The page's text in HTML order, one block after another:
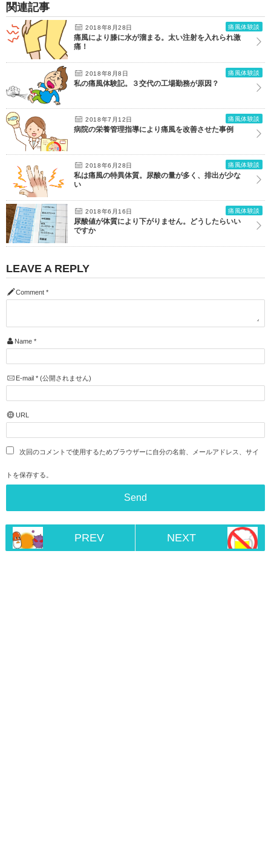
関連記事
2018年8月28日 痛風体験談
痛風により膝に水が溜まる。太い注射を入れられ激
痛！
2018年8月8日 痛風体験談
私の痛風体験記。３交代の工場勤務が原因？
2018年7月12日 痛風体験談
病院の栄養管理指導により痛風を改善させた事例
2018年6月28日 痛風体験談
私は痛風の特異体質。尿酸の量が多く、排出が少な
い
2018年6月16日 痛風体験談
尿酸値が体質により下がりません。どうしたらいい
ですか
LEAVE A REPLY
Comment *
Name *
E-mail *(公開されません)
URL
次回のコメントで使用するためブラウザーに自分の名前、メールアドレス、サイ
トを保存する。
PREV NEXT